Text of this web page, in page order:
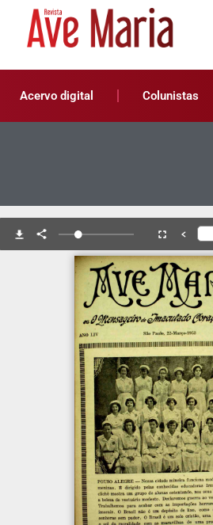
Acervo digital Colunistas